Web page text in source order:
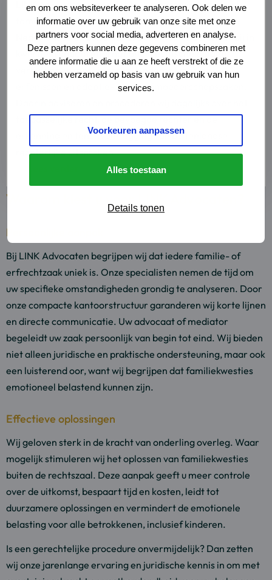
en om ons websiteverkeer te analyseren. Ook delen we
informatie over uw gebruik van onze site met onze
partners voor social media, adverteren en analyse.
Deze partners kunnen deze gegevens combineren met
andere informatie die u aan ze heeft verstrekt of die ze
hebben verzameld op basis van uw gebruik van hun
services.
Voorkeuren aanpassen
Alles toestaan
Details tonen
LINK Advocaten is specialist in grensoverschrijdend
familie- en erfrecht. Onze ervaren advocaten staan
Nederlandse en buitenlandse cliënten onder meer bij in
kwesties rondom internationale echtscheidingen,
verhuizingen met kinderen, kinderontvoering,
erfenissen en adoptie- en draagmoederschapszaken.
toepasselijke recht, de bevoegde rechter en de
erkenning en tenuitvoerlegging van buitenlandse
rechterlijke uitspraken.
Waarom kiest u voor LINK Advocaten?
Persoonlijke aanpak
Bij LINK Advocaten begrijpen wij dat iedere familie- of
erfrechtzaak uniek is. Onze specialisten nemen de tijd om
uw specifieke omstandigheden grondig te analyseren. Door
onze compacte kantoorstructuur garanderen wij korte lijnen
en directe communicatie. Uw advocaat of mediator
begeleidt uw zaak persoonlijk van begin tot eind. Wij bieden
niet alleen juridische en praktische ondersteuning, maar ook
een luisterend oor, want wij begrijpen dat familiekwesties
emotioneel belastend kunnen zijn.
Effectieve oplossingen
Wij geloven sterk in de kracht van onderling overleg. Waar
mogelijk stimuleren wij het oplossen van familiekwesties
buiten de rechtszaal. Deze aanpak geeft u meer controle
over de uitkomst, bespaart tijd en kosten, leidt tot
duurzamere oplossingen en vermindert de emotionele
belasting voor alle betrokkenen, inclusief kinderen.
Is een gerechtelijke procedure onvermijdelijk? Dan zetten
wij onze jarenlange ervaring en juridische kennis in om met